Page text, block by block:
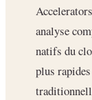
analyse
natifs du
plus